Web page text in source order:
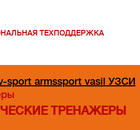
ТЕХПОДДЕРЖКА
sport armssport vasil УЗСИ
ТРЕНАЖЕРЫ